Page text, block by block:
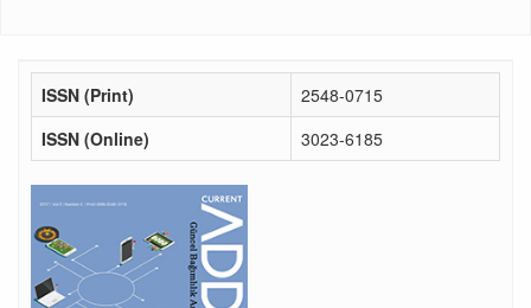
ISSN (Print)
2548-0715
ISSN (Online)
3023-6185